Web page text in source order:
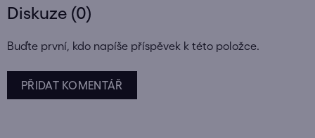
Diskuze (0)
Buďte první, kdo napíše příspěvek k této položce.
PŘIDAT KOMENTÁŘ